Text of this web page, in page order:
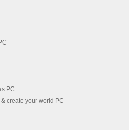
PC
create your world PC